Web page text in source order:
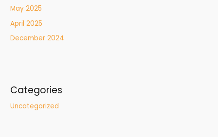
May 2025
April 2025
December 2024
Categories
Uncategorized